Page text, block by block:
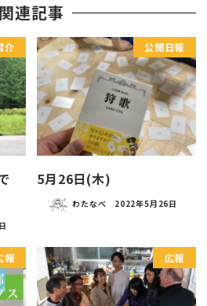
関連記事
介 公開日報
5月26日(木)
わたなべ 2022年5月26日
報 広報